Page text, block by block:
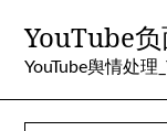
content
YouTube
YouTube舆情处理